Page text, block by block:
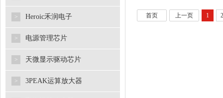
> Heroic禾润电子
> 电源管理芯片
> 天微显示驱动芯片
> 3PEAK运算放大器
首页 上一页 1 2